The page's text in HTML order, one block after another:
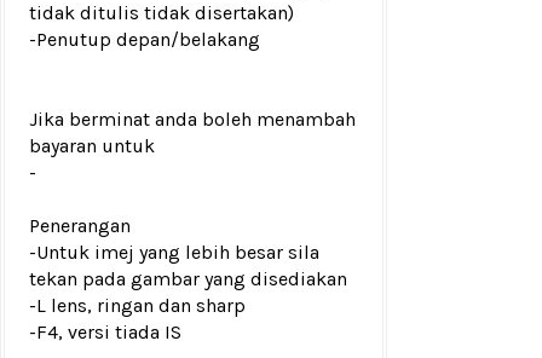
tidak ditulis tidak disertakan)
-Penutup depan/belakang
Jika berminat anda boleh menambah
bayaran untuk
-
Penerangan
-Untuk imej yang lebih besar sila
tekan pada gambar yang disediakan
-L lens, ringan dan sharp
-F4, versi tiada IS